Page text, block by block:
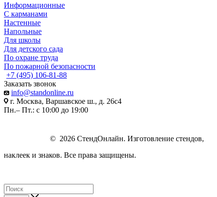
Информационные
С карманами
Настенные
Напольные
Для школы
Для детского сада
По охране труда
По пожарной безопасности
+7 (495) 106-81-88
Заказать звонок
info@standonline.ru
г. Москва, Варшавское ш., д. 26с4
Пн.– Пт.: с 10:00 до 19:00
© 2026 СтендОнлайн. Изготовление стендов,
наклеек и знаков. Все права защищены.